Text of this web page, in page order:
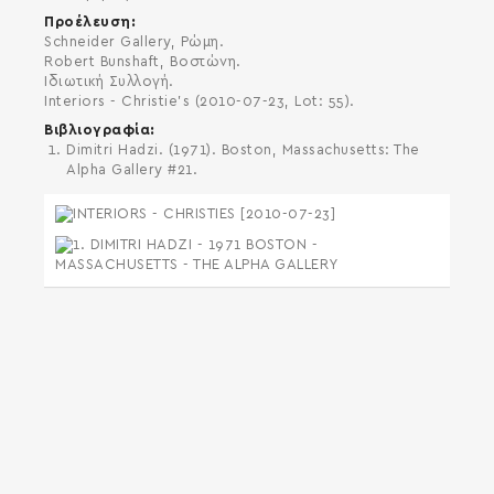
Προέλευση
Schneider Gallery, Ρώμη.
Robert Bunshaft, Βοστώνη.
Ιδιωτική Συλλογή.
Interiors - Christie's (2010-07-23, Lot: 55).
Βιβλιογραφία
Dimitri Hadzi. (1971). Boston, Massachusetts: The
Alpha Gallery #21.